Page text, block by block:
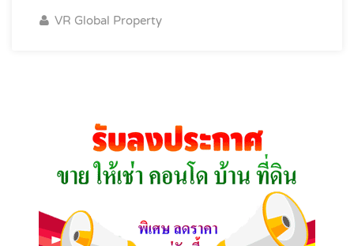
VR Global Property